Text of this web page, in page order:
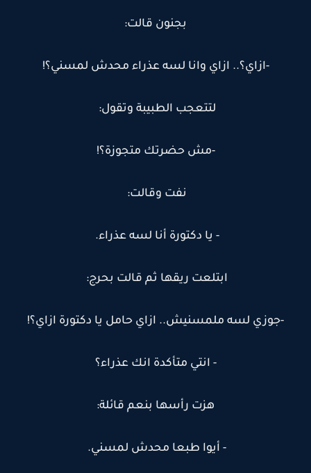
بجنون قالت:
-ازاي؟.. ازاي وانا لسه عذراء محدش لمسني؟!
لتتعجب الطبيبة وتقول:
-مش حضرتك متجوزة؟!
نفت وقالت:
- يا دكتورة أنا لسه عذراء.
ابتلعت ريقها ثم قالت بحرج:
-جوزي لسه ملمسنيش.. ازاي حامل يا دكتورة ازاي؟!
- انتي متأكدة انك عذراء؟
هزت رأسها بنعم قائلة:
- أيوا طبعا محدش لمسني.